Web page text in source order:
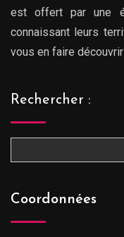
est offert par une
connaissant leurs
vous en faire
Rechercher :
Coordonnées